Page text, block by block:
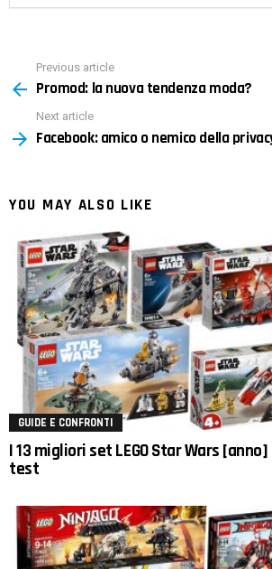
more
Previous article
Promod: la nuova tendenza moda?
Next article
Facebook: amico o nemico della
YOU MAY ALSO LIKE
GUIDE E CONFRONTI
I 13 migliori set LEGO Star Wars
test